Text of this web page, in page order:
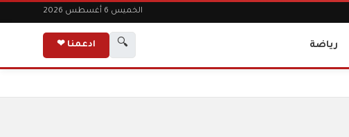
الخميس 6 أغسطس 2026
رياضة 🔍 ادعمنا ❤